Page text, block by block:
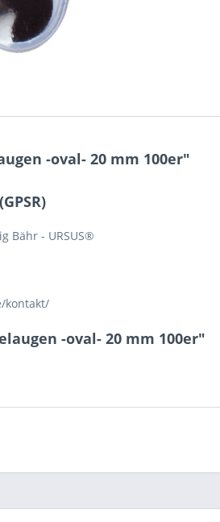
-oval- 20 mm 100er"
Bähr - URSUS®
kontakt/
-oval- 20 mm 100er"